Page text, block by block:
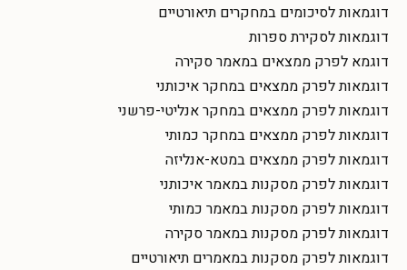
דוגמאות לסיכומים במחקרים תיאורטיים
דוגמאות לסקירת ספרות
דוגמא לפרק ממצאים במאמר סקירה
דוגמאות לפרק ממצאים במחקר איכותני
דוגמאות לפרק ממצאים במחקר אנליטי-פרשני
דוגמאות לפרק ממצאים במחקר כמותי
דוגמאות לפרק ממצאים במטא-אנליזה
דוגמאות לפרק מסקנות במאמר איכותני
דוגמאות לפרק מסקנות במאמר כמותי
דוגמאות לפרק מסקנות במאמר סקירה
דוגמאות לפרק מסקנות במאמרים תיאורטיים